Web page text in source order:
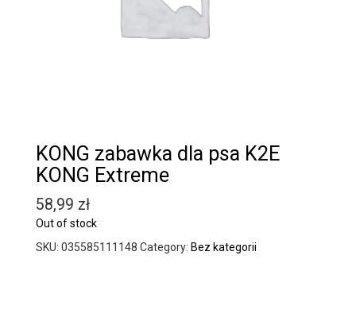
KONG zabawka dla psa K2E
KONG Extreme
58,99 zł
Out of stock
SKU: 035585111148 Category: Bez kategorii